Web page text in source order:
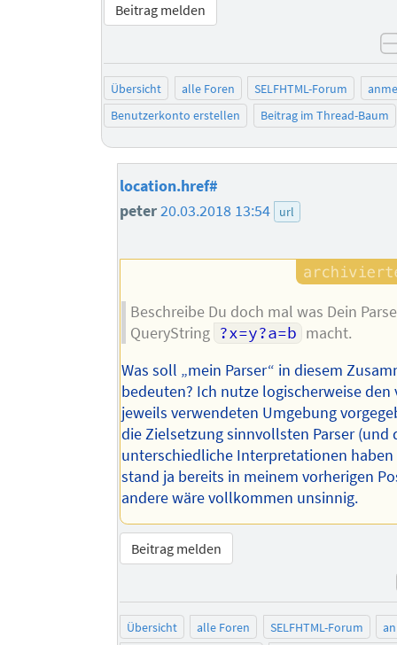
Beitrag melden
Übersicht alle Foren SELFHTML-Forum
Benutzerkonto erstellen
Beitrag im Thread-Baum
location.href#
peter20.03.2018 13:54 url
Beschreibe Du doch mal was Dein
QueryString ?x=y?a=b macht.
Was soll „mein Parser“ in diesem
bedeuten? Ich nutze logischerweise den
jeweils verwendeten Umgebung
die Zielsetzung sinnvollsten Parser (und
unterschiedliche Interpretationen
stand ja bereits in meinem vorherigen
andere wäre vollkommen unsinnig.
Beitrag melden
Übersicht alle Foren SELFHTML-Forum